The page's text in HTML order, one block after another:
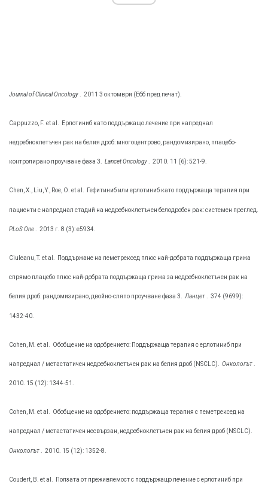
Journal of Clinical Oncology 2011 3 октомври (Ебб пред печат).
Cappuzzo, F. et al. Ерлотиниб като поддържащо лечение при напреднал
недребноклетъчен рак на белия дроб: многоцентрово, рандомизирано, плацебо-
контролирано проучване фаза 3. Lancet Oncology. 2010. 11 (6): 521-9.
Chen, X., Liu, Y., Roe, O. et al. Гефитиниб или ерлотиниб като поддържаща терапия при
пациенти с напреднал стадий на недребноклетъчен белодробен рак: системен преглед.
PLoS One 2013 г. 8 (3): e5934.
Ciuleanu, T. et al. Поддържане на пеметрексед плюс най-добрата поддържаща грижа
спрямо плацебо плюс най-добрата поддържаща грижа за недребноклетъчен рак на
белия дроб: рандомизирано, двойно-сляпо проучване фаза 3. Ланцет. 374 (9699):
1432-40.
Cohen, М. et al. Обобщение на одобрението: Поддържаща терапия с ерлотиниб при
напреднал / метастатичен недребноклетъчен рак на белия дроб (NSCLC). Онкологът
2010. 15 (12): 1344-51.
Cohen, М. et al. Обобщение на одобрението: поддържаща терапия с пеметрексед на
напреднал / метастатичен несвързан, недребноклетъчен рак на белия дроб (NSCLC).
Онкологът 2010. 15 (12): 1352-8.
Coudert, В. et al. Ползата от преживяемост с поддържащо лечение с ерлотиниб при